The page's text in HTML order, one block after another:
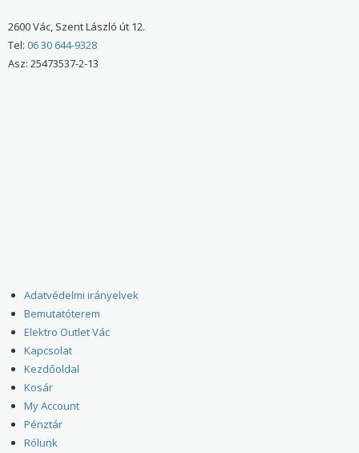
2600 Vác, Szent László út 12.
Tel: 06 30 644-9328
Asz: 25473537-2-13
Adatvédelmi irányelvek
Bemutatóterem
Elektro Outlet Vác
Kapcsolat
Kezdőoldal
Kosár
My Account
Pénztár
Rólunk